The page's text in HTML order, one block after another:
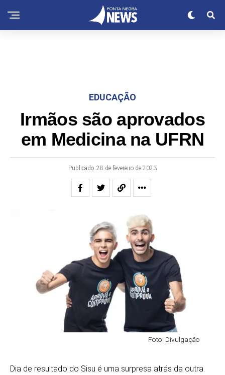
EDUCAÇÃO
Irmãos são aprovados
em Medicina na UFRN
Publicado 28 de fevereiro de 2023
Foto: Divulgação
Dia de resultado do Sisu é uma surpresa atrás da outra.